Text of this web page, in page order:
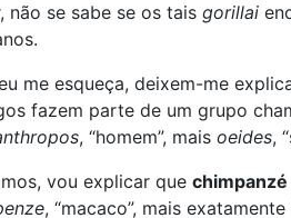
não se sabe se os tais gorillai
me esqueça, deixem-me
fazem parte de um grupo
, “homem”, mais oeides,
vou explicar que chimpanzé
, “macaco”, mais